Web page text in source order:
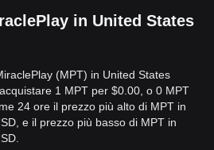
in United States
(MPT) in United States
1 MPT per $0.00, o 0 MPT
24 ore il prezzo più alto di MPT in
e il prezzo più basso di MPT in